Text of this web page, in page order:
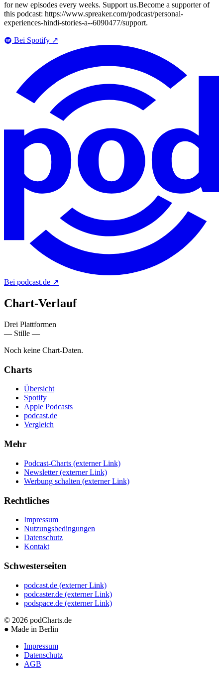
for new episodes every weeks. Support us.Become a supporter of
this podcast: https://www.spreaker.com/podcast/personal-
experiences-hindi-stories-a--6090477/support.
Bei Spotify ↗
Bei podcast.de ↗
Chart-Verlauf
Drei Plattformen
— Stille —
Noch keine Chart-Daten.
Charts
Übersicht
Spotify
Apple Podcasts
podcast.de
Vergleich
Mehr
Podcast-Charts (externer Link)
Newsletter (externer Link)
Werbung schalten (externer Link)
Rechtliches
Impressum
Nutzungsbedingungen
Datenschutz
Kontakt
Schwesterseiten
podcast.de (externer Link)
podcaster.de (externer Link)
podspace.de (externer Link)
© 2026 podCharts.de
● Made in Berlin
Impressum
Datenschutz
AGB